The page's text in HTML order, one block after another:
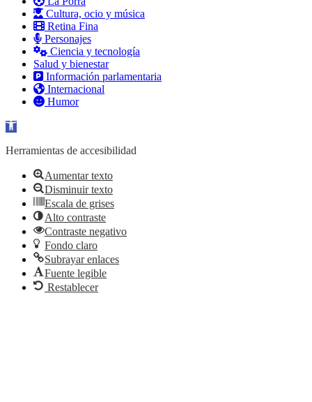
Cultura, ocio y música
Retina Fina
Personajes
Ciencia y tecnología
Salud y bienestar
Información parlamentaria
Internacional
Humor
Abrir barra de herramientas
Herramientas de accesibilidad
Aumentar texto
Disminuir texto
Escala de grises
Alto contraste
Contraste negativo
Fondo claro
Subrayar enlaces
Fuente legible
Restablecer